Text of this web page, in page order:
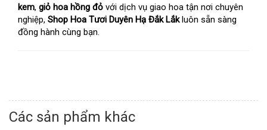
kem, giỏ hoa hồng đỏ với dịch vụ giao hoa tận nơi chuyên
nghiệp, Shop Hoa Tươi Duyên Hạ Đắk Lắkluôn sẵn sàng
đồng hành cùng bạn.
Các sản phẩm khác